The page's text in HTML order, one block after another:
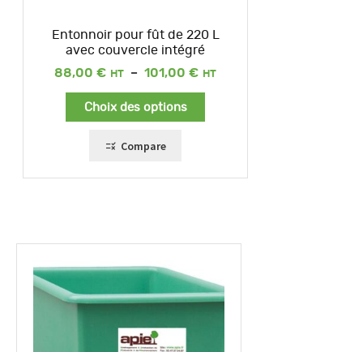
Entonnoir pour fût de 220 L
avec couvercle intégré
88,00 € – 101,00 €
Plage
Choix des options
Compare